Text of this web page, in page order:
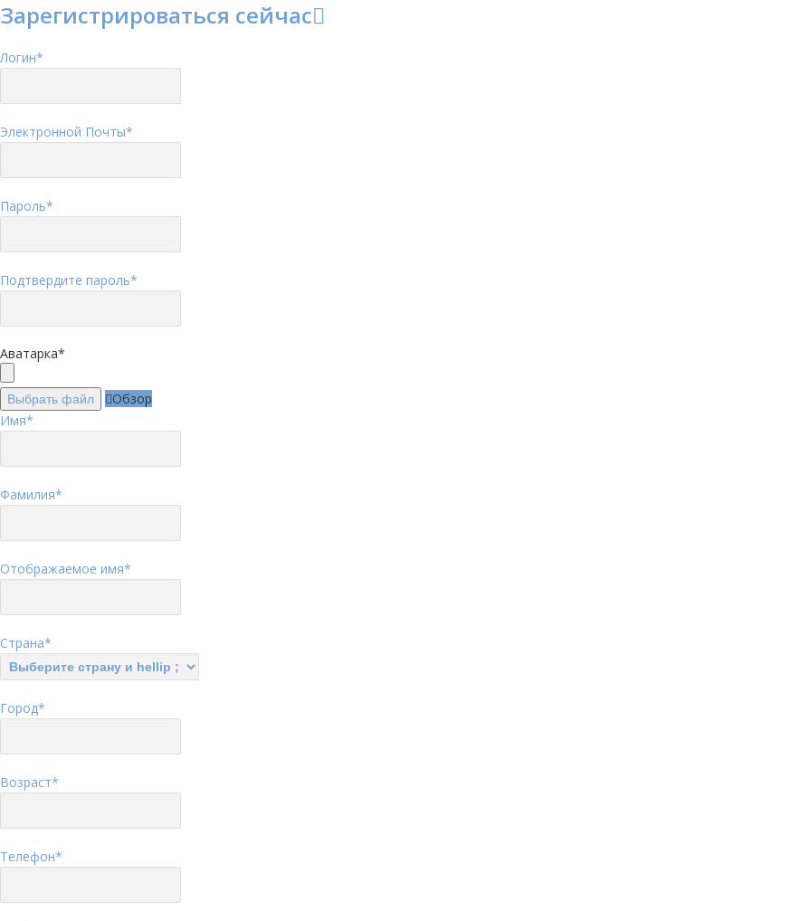
Зарегистрироваться сейчас
Логин*
Электронной Почты*
Пароль*
Подтвердите пароль*
Аватарка*
Выбрать файл
Обзор
Имя*
Фамилия*
Отображаемое имя*
Страна*
Город*
Возраст*
Телефон*